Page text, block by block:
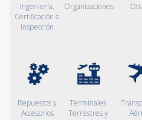
Ingeniería,
Certificación e
Inspección
Organizaciones
Repuestos y
Accesorios
Terminales
Terrestres y